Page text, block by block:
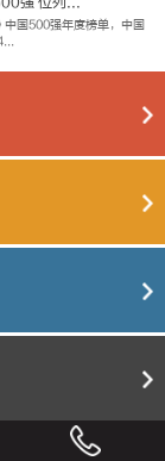
国500强年度榜单，中国